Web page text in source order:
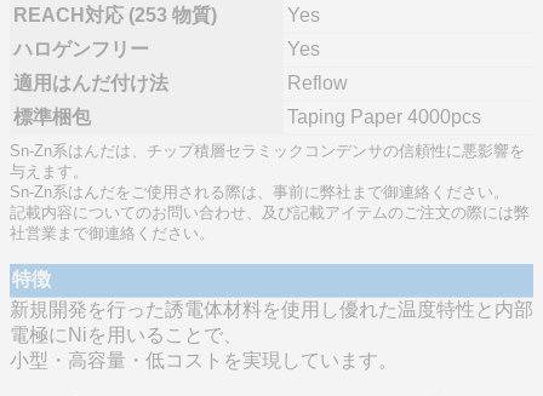
REACH対応 (253 物質)
Yes
ハロゲンフリー
Yes
適用はんだ付け法
Reflow
標準梱包
Taping Paper 4000pcs
Sn-Zn系はんだは、チップ積層セラミックコンデンサの信頼性に悪影響を
与えます。
Sn-Zn系はんだをご使用される際は、事前に弊社まで御連絡ください。
記載内容についてのお問い合わせ、及び記載アイテムのご注文の際には弊
社営業まで御連絡ください。
特徴
新規開発を行った誘電体材料を使用し優れた温度特性と内部
電極にNiを用いることで、
小型・高容量・低コストを実現しています。